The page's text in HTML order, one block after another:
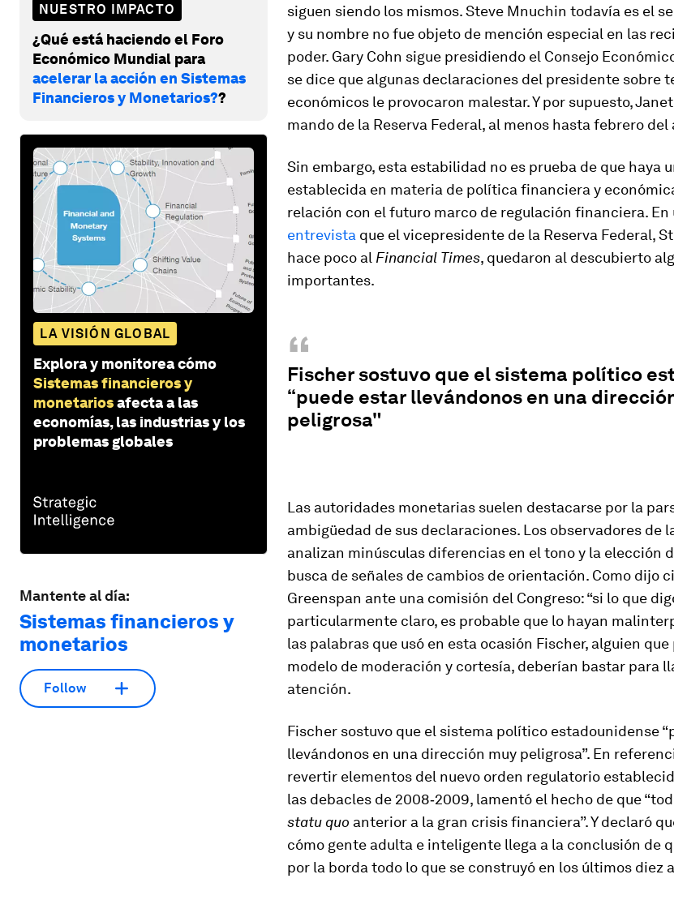
NUESTRO IMPACTO
¿Qué está haciendo el Foro
Económico Mundial para
acelerar la acción en Sistemas
Financieros y Monetarios??
LA VISIÓN GLOBAL
Explora y monitorea cómo
Sistemas financieros y
monetariosafecta a las
economías, las industrias y los
problemas globales
Mantente al día:
Sistemas financieros y
monetarios
Follow
siguen siendo los mismos. Steve Mnuchin todavía es el
y su nombre no fue objeto de mención especial en las
poder. Gary Cohn sigue presidiendo el Consejo
se dice que algunas declaraciones del presidente sobre
económicos le provocaron malestar. Y por supuesto,
mando de la Reserva Federal, al menos hasta febrero
Sin embargo, esta estabilidad no es prueba de que haya
establecida en materia de política financiera y
relación con el futuro marco de regulación financiera. En
entrevista que el vicepresidente de la Reserva Federal,
hace poco al Financial Times, quedaron al descubierto
importantes.
“
Fischer sostuvo que el sistema político
“puede estar llevándonos en una
peligrosa"
Las autoridades monetarias suelen destacarse por la
ambigüedad de sus declaraciones. Los observadores de
analizan minúsculas diferencias en el tono y la elección
busca de señales de cambios de orientación. Como dijo
Greenspan ante una comisión del Congreso: “si lo que
particularmente claro, es probable que lo hayan
las palabras que usó en esta ocasión Fischer, alguien
modelo de moderación y cortesía, deberían bastar para
atención.
Fischer sostuvo que el sistema político estadounidense
llevándonos en una dirección muy peligrosa”. En
revertir elementos del nuevo orden regulatorio
las debacles de 2008‑2009, lamentó el hecho de que
statu quo anterior a la gran crisis financiera”. Y declaró
cómo gente adulta e inteligente llega a la conclusión de
por la borda todo lo que se construyó en los últimos diez